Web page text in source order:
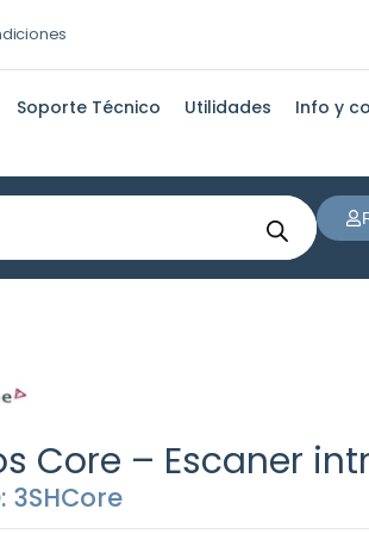
Soporte Técnico Utilidades Info y
Core – Escaner
3SHCore